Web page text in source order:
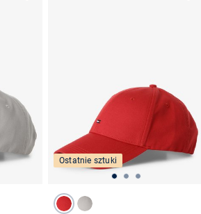
Ostatnie sztuki